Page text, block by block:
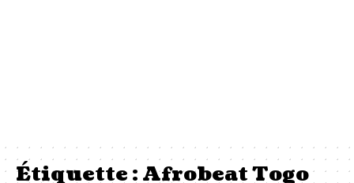
Étiquette :Afrobeat Togo